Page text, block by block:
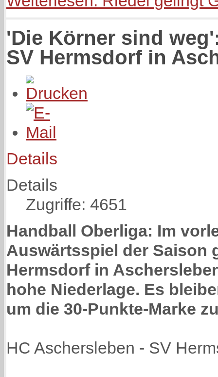
'Die Körner sind
SV Hermsdorf in
Details
Details
Zugriffe: 4651
Handball Oberliga: Im
Auswärtsspiel der Saison
Hermsdorf in
hohe Niederlage. Es
um die 30-Punkte-Marke
HC Aschersleben - SV